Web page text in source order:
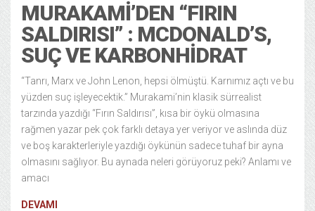
MURAKAMI’DEN “FIRIN
SALDIRISI” : MCDONALD’S,
SUÇ VE KARBONHIDRAT
“Tanrı, Marx ve John Lenon, hepsi ölmüştü. Karnımız açtı ve bu
yüzden suç işleyecektik.” Murakami’nin klasik sürrealist
tarzında yazdığı “Fırın Saldırısı”, kısa bir öykü olmasına
rağmen yazar pek çok farklı detaya yer veriyor ve aslında düz
ve boş karakterleriyle yazdığı öykünün sadece tuhaf bir ayna
olmasını sağlıyor. Bu aynada neleri görüyoruz peki? Anlamı ve
amacı
DEVAMI